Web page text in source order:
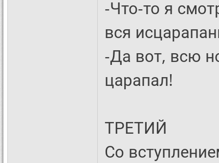
-Что-то я
вся
-Да вот, всю
царапал!
ТРЕТИЙ
Со